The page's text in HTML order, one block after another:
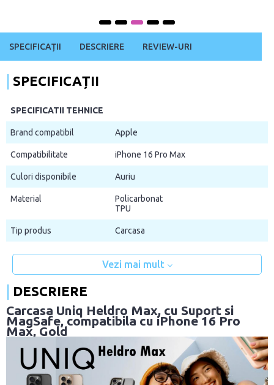
SPECIFICAȚII DESCRIERE REVIEW-URI
SPECIFICAȚII
SPECIFICATII TEHNICE
Brand compatibil Apple
Compatibilitate iPhone 16 Pro Max
Culori disponibile Auriu
Material
Policarbonat
TPU
Tip produs Carcasa
Vezi mai mult
DESCRIERE
Carcasa Uniq Heldro Max, cu Suport si
MagSafe, compatibila cu iPhone 16 Pro
Max, Gold